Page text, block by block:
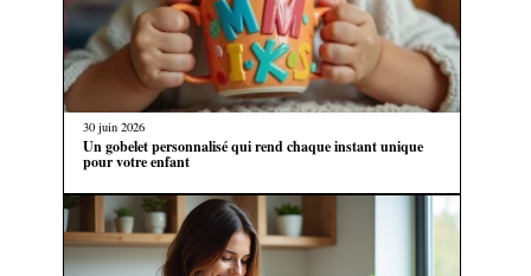
30 juin 2026
Un gobelet personnalisé qui rend chaque instant unique
pour votre enfant